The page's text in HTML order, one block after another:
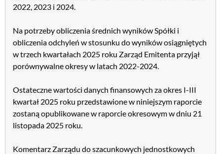
2022, 2023 i 2024.
Na potrzeby obliczenia średnich wyników Spółki i
obliczenia odchyleń w stosunku do wyników osiągniętych
w trzech kwartałach 2025 roku Zarząd Emitenta przyjął
porównywalne okresy w latach 2022-2024.
Ostateczne wartości danych finansowych za okres I-III
kwartał 2025 roku przedstawione w niniejszym raporcie
zostaną opublikowane w raporcie okresowym w dniu 21
listopada 2025 roku.
Komentarz Zarządu do szacunkowych jednostkowych